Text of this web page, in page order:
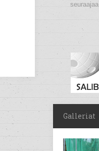
seuraajaa
Galleriat